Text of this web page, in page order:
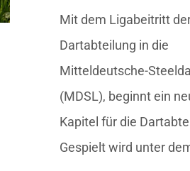
Mit dem Ligabeitritt
Dartabteilung in die
Mitteldeutsche-
(MDSL), beginnt ein
Kapitel für die
Gespielt wird unter